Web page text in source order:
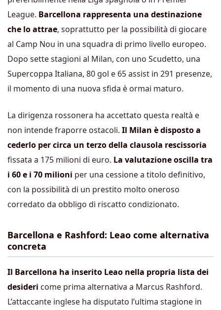
League. Barcellona rappresenta una destinazione
che lo attrae, soprattutto per la possibilità di giocare
al Camp Nou in una squadra di primo livello europeo.
Dopo sette stagioni al Milan, con uno Scudetto, una
Supercoppa Italiana, 80 gol e 65 assist in 291 presenze,
il momento di una nuova sfida è ormai maturo.
La dirigenza rossonera ha accettato questa realtà e
non intende fraporre ostacoli. Il Milan è disposto a
cederlo per circa un terzo della clausola rescissoria
fissata a 175 milioni di euro. La valutazione oscilla tra
i 60 e i 70 milioni per una cessione a titolo definitivo,
con la possibilità di un prestito molto oneroso
corredato da obbligo di riscatto condizionato.
Barcellona e Rashford: Leao come alternativa
concreta
Il Barcellona ha inserito Leao nella propria lista dei
desideri come prima alternativa a Marcus Rashford.
L’attaccante inglese ha disputato l’ultima stagione in